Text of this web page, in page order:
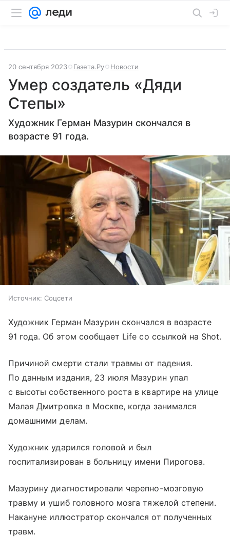
20 сентября 2023 Газета.Ру Новости
Умер создатель «Дяди
Степы»
Художник Герман Мазурин скончался в
возрасте 91 года.
Источник: Соцсети
Художник Герман Мазурин скончался в возрасте
91 года. Об этом сообщает Life со ссылкой на Shot.
Причиной смерти стали травмы от падения.
По данным издания, 23 июля Мазурин упал
с высоты собственного роста в квартире на улице
Малая Дмитровка в Москве, когда занимался
домашними делам.
Художник ударился головой и был
госпитализирован в больницу имени Пирогова.
Мазурину диагностировали черепно-мозговую
травму и ушиб головного мозга тяжелой степени.
Накануне иллюстратор скончался от полученных
травм.